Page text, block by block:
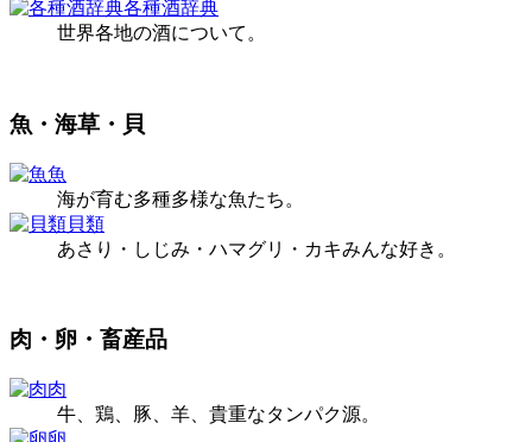
各種酒辞典
世界各地の酒について。
魚・海草・貝
魚
海が育む多種多様な魚たち。
貝類
あさり・しじみ・ハマグリ・カキみんな好き。
肉・卵・畜産品
肉
牛、鶏、豚、羊、貴重なタンパク源。